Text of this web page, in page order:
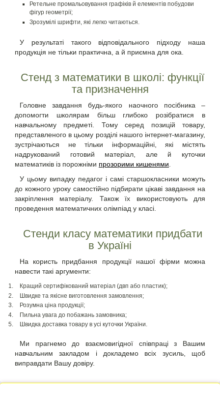
Ретельне промальовування графіків й елементів побудови
фігур геометрії;
Зрозумілі шрифти, які легко читаються.
У результаті такого відповідального підходу наша
продукція не тільки практична, а й приємна для ока.
Стенд з математики в школі: функції
та призначення
Головне завдання будь-якого наочного посібника –
допомогти школярам більш глибоко розібратися в
навчальному предметі. Тому серед позицій товару,
представленого в цьому розділі нашого інтернет-магазину,
зустрічаються не тільки інформаційні, які містять
надрукований готовий матеріал, але й куточки
математиків із порожніми прозорими кишенями
У цьому випадку педагог і самі старшокласники можуть
до кожного уроку самостійно підбирати цікаві завдання на
закріплення матеріалу. Також їх використовують для
проведення математичних олімпіад у класі.
Стенди класу математики придбати
в Україні
На користь придбання продукції нашої фірми можна
навести такі аргументи:
Кращий сертифікований матеріал (двп або пластик);
Швидке та якісне виготовлення замовлення;
Розумна ціна продукції;
Пильна увага до побажань замовника;
Швидка доставка товару в усі куточки України.
Ми прагнемо до взаємовигідної співпраці з Вашим
навчальним закладом і докладемо всіх зусиль, щоб
виправдати Вашу довіру.